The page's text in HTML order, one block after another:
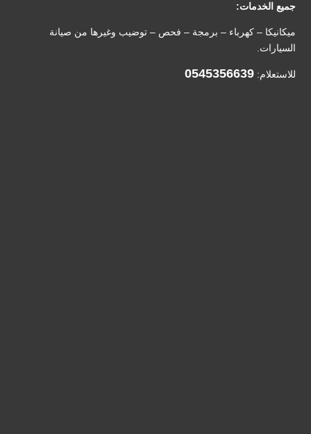
جميع الخدمات:
ميكانيكا – كهرباء – برمجة – فحص – توضيب وغيرها من صيانة
السيارات.
للاستعلام: 0545356639